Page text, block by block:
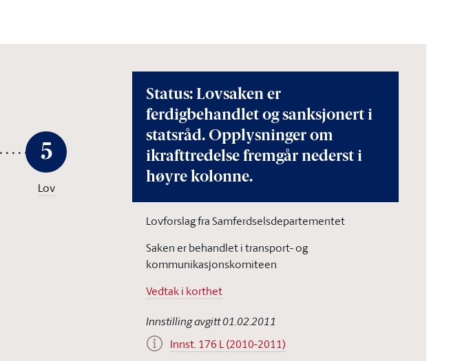
5
Lov
Status: Lovsaken er
ferdigbehandlet og sanksjonert i
statsråd. Opplysninger om
ikrafttredelse fremgår nederst i
høyre kolonne.
Lovforslag fra Samferdselsdepartementet
Saken er behandlet i transport- og
kommunikasjonskomiteen
Vedtak i korthet
Innstilling avgitt 01.02.2011
Innst. 176 L (2010-2011)